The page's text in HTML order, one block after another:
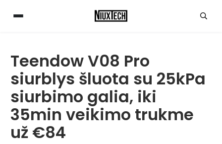
Teendow V08 Pro
siurblys šluota su 25kPa
siurbimo galia, iki
35min veikimo trukme
už €84